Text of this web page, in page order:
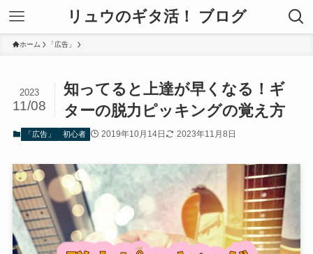
リュウのギタ活！ ブログ
ホーム 「広告」
知ってると上達が早くなる！ギ
ターの脱力ピッキングの覚え方
2023
11/08
「広告」 初心者 2019年10月14日 2023年11月8日